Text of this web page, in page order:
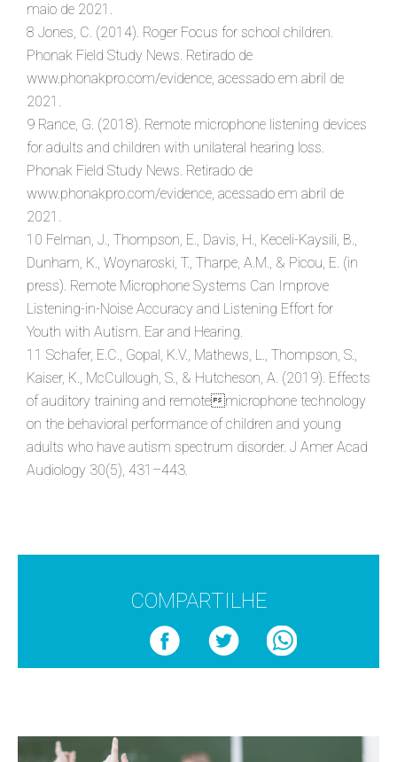
maio de 2021.
8 Jones, C. (2014). Roger Focus for school children.
Phonak Field Study News. Retirado de
www.phonakpro.com/evidence, acessado em abril de
2021.
9 Rance, G. (2018). Remote microphone listening devices
for adults and children with unilateral hearing loss.
Phonak Field Study News. Retirado de
www.phonakpro.com/evidence, acessado em abril de
2021.
10 Felman, J., Thompson, E., Davis, H., Keceli-Kaysili, B.,
Dunham, K., Woynaroski, T., Tharpe, A.M., & Picou, E. (in
press). Remote Microphone Systems Can Improve
Listening-in-Noise Accuracy and Listening Effort for
Youth with Autism. Ear and Hearing.
11 Schafer, E.C., Gopal, K.V., Mathews, L., Thompson, S.,
Kaiser, K., McCullough, S., & Hutcheson, A. (2019). Effects
of auditory training and remotemicrophone technology
on the behavioral performance of children and young
adults who have autism spectrum disorder. J Amer Acad
Audiology 30(5), 431–443.
COMPARTILHE